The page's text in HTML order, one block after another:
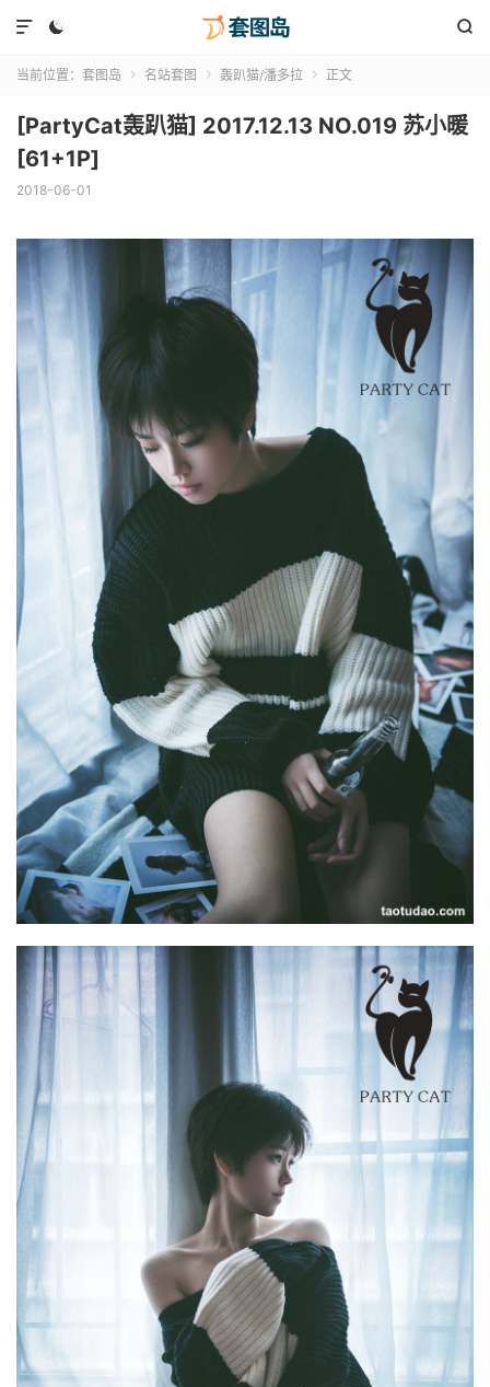
 

当前位置： 套图岛  名站套图  轰趴猫/潘多拉  正文
[PartyCat轰趴猫] 2017.12.13 NO.019 苏小暖
[61+1P]
2018-06-01